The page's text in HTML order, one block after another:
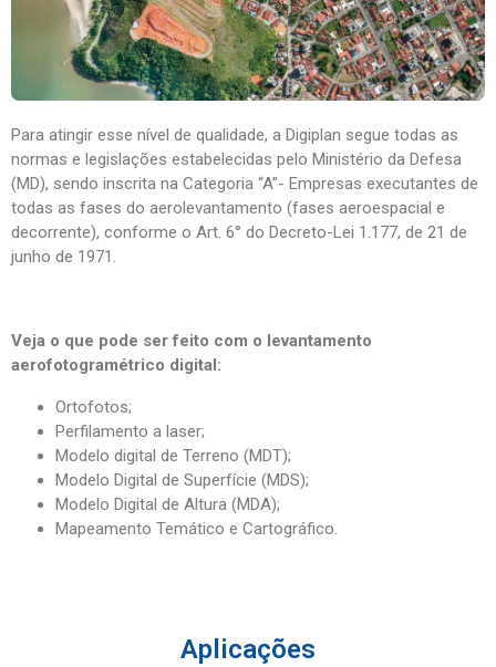
Para atingir esse nível de qualidade, a Digiplan segue todas as
normas e legislações estabelecidas pelo Ministério da Defesa
(MD), sendo inscrita na Categoria “A”- Empresas executantes de
todas as fases do aerolevantamento (fases aeroespacial e
decorrente), conforme o Art. 6° do Decreto-Lei 1.177, de 21 de
junho de 1971.
Veja o que pode ser feito com o levantamento
aerofotogramétrico digital:
Ortofotos;
Perfilamento a laser;
Modelo digital de Terreno (MDT);
Modelo Digital de Superfície (MDS);
Modelo Digital de Altura (MDA);
Mapeamento Temático e Cartográfico.
Aplicações